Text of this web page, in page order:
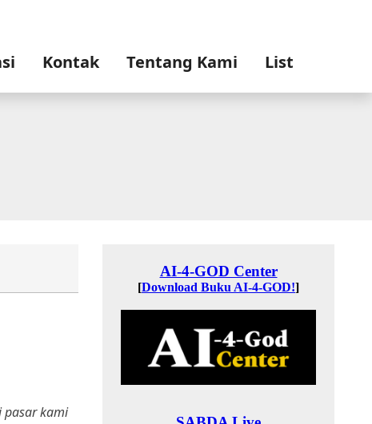
Kontak Tentang Kami List
pasar kami